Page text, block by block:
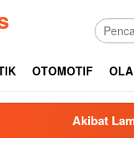
OTOMOTIF
Lamanya